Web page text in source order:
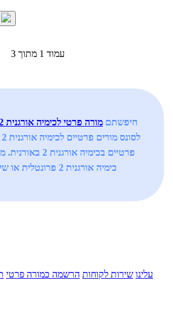
עמוד 1 מתוך 3
חיפשתם מורה פרטי לכימיה אורגנית 2
פרטיים בכימיה
כימיה אורגנית 2 פרונטלית או שיעורי אונליין
עלינו שירות לקוחות הרשמה כמורה פרטי